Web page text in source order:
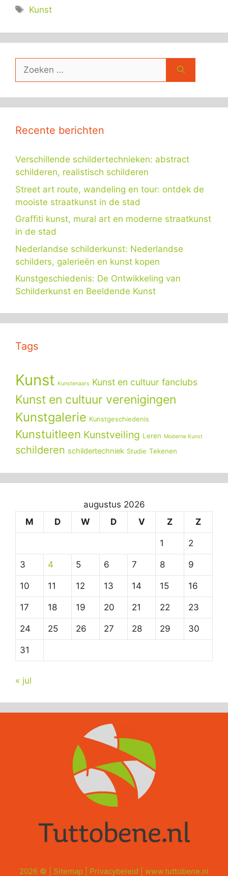
Tags
Kunst
Zoek
Recente berichten
Verschillende schildertechnieken: abstract
schilderen, realistisch schilderen
Street art route, wandeling en tour: ontdek de
mooiste straatkunst in de stad
Graffiti kunst, mural art en moderne straatkunst
in de stad
Nederlandse schilderkunst: Nederlandse
schilders, galerieën en kunst kopen
Kunstgeschiedenis: De Ontwikkeling van
Schilderkunst en Beeldende Kunst
Tags
Kunst Kunstenaars Kunst en cultuur fanclubs
Kunst en cultuur verenigingen
Kunstgalerie Kunstgeschiedenis
Kunstuitleen Kunstveiling Leren Moderne Kunst
schilderen schildertechniek Studie Tekenen
augustus 2026
M
D W D V Z Z
1 2
3 4 5 6 7 8 9
10 11 12 13 14 15 16
17 18 19 20 21 22 23
24 25 26 27 28 29 30
31
« jul
2026 © | Sitemap Privacybeleid www.tuttobene.nl